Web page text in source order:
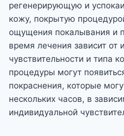
регенерирующую и
кожу, покрытую
ощущения покалывания и
время лечения зависит от
чувствительности и типа
процедуры могут
покраснения, которые
нескольких часов, в
индивидуальной